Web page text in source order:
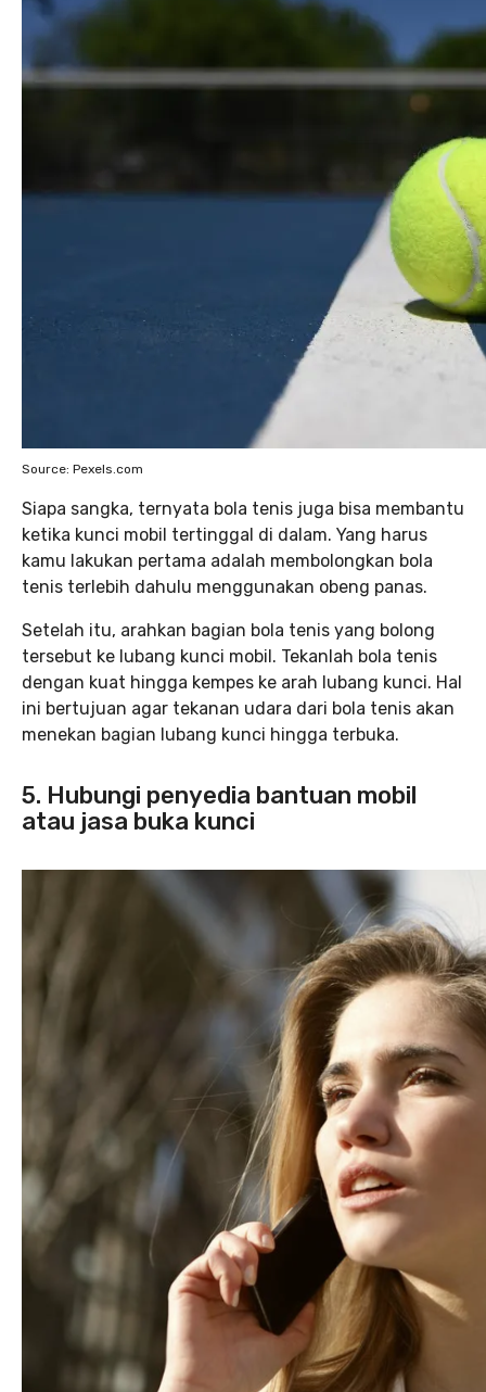
Source: Pexels.com
Siapa sangka, ternyata bola tenis juga bisa membantu
ketika kunci mobil tertinggal di dalam. Yang harus
kamu lakukan pertama adalah membolongkan bola
tenis terlebih dahulu menggunakan obeng panas.
Setelah itu, arahkan bagian bola tenis yang bolong
tersebut ke lubang kunci mobil. Tekanlah bola tenis
dengan kuat hingga kempes ke arah lubang kunci. Hal
ini bertujuan agar tekanan udara dari bola tenis akan
menekan bagian lubang kunci hingga terbuka.
5. Hubungi penyedia bantuan mobil
atau jasa buka kunci